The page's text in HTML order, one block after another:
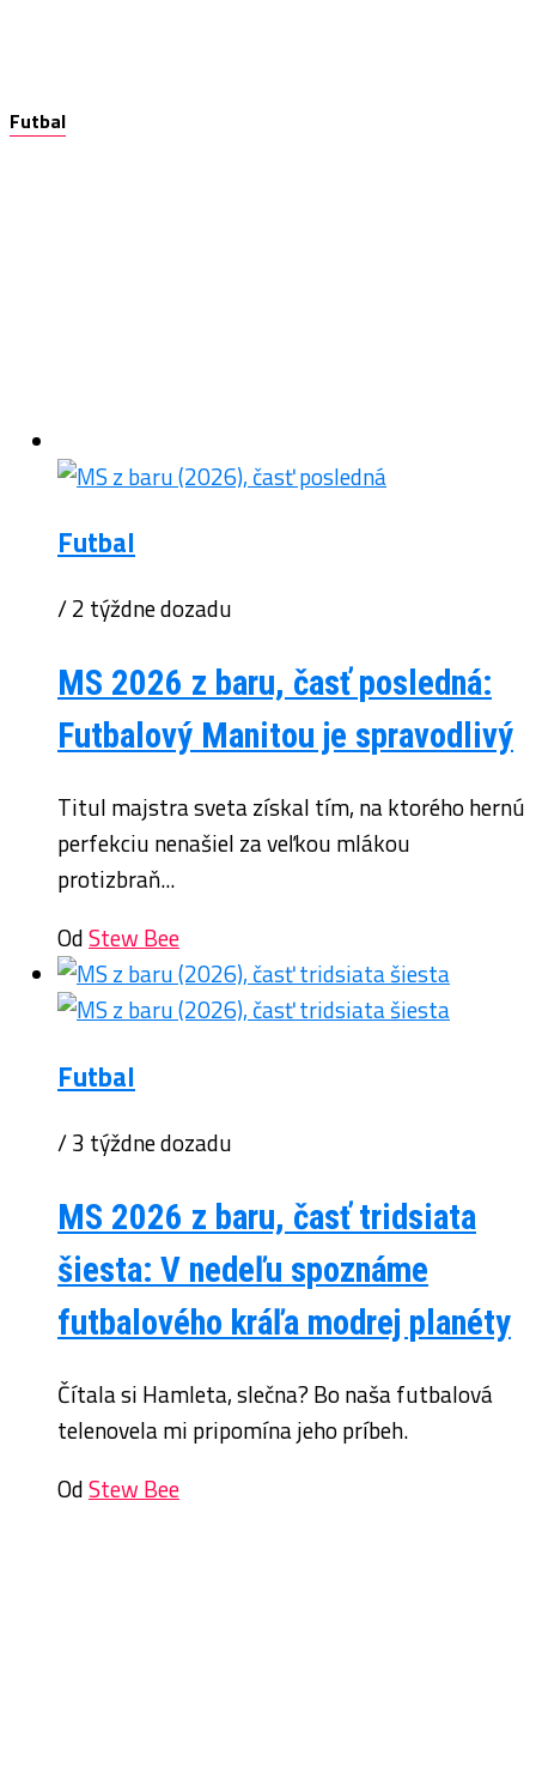
Futbal
Futbal
/ 2 týždne dozadu
MS 2026 z baru, časť posledná:
Futbalový Manitou je spravodlivý
Titul majstra sveta získal tím, na ktorého hernú
perfekciu nenašiel za veľkou mlákou
protizbraň...
OdStew Bee
Futbal
/ 3 týždne dozadu
MS 2026 z baru, časť tridsiata
šiesta: V nedeľu spoznáme
futbalového kráľa modrej planéty
Čítala si Hamleta, slečna? Bo naša futbalová
telenovela mi pripomína jeho príbeh.
OdStew Bee